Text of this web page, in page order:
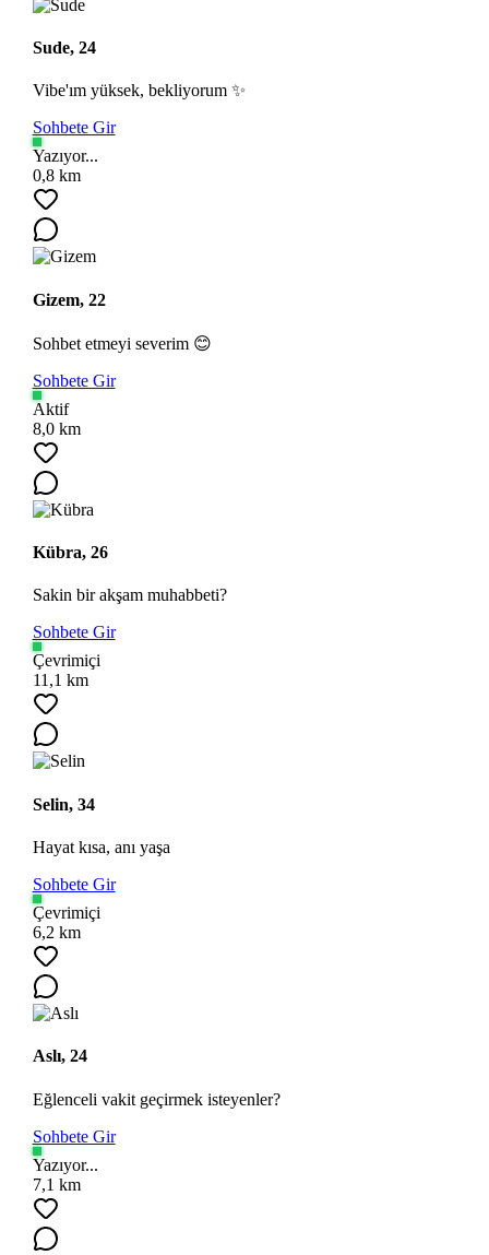
Sude, 24
Vibe'ım yüksek, bekliyorum ✨
Sohbete Gir
Yazıyor...
0,8 km
Gizem, 22
Sohbet etmeyi severim 😊
Sohbete Gir
Aktif
8,0 km
Kübra, 26
Sakin bir akşam muhabbeti?
Sohbete Gir
Çevrimiçi
11,1 km
Selin, 34
Hayat kısa, anı yaşa
Sohbete Gir
Çevrimiçi
6,2 km
Aslı, 24
Eğlenceli vakit geçirmek isteyenler?
Sohbete Gir
Yazıyor...
7,1 km